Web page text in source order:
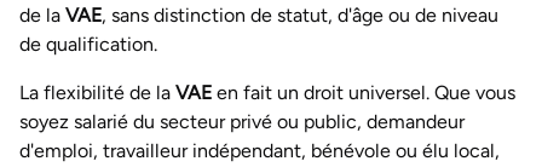
de la VAE, sans distinction de statut, d'âge ou de niveau
de qualification.
La flexibilité de la VAE en fait un droit universel. Que vous
soyez salarié du secteur privé ou public, demandeur
d'emploi, travailleur indépendant, bénévole ou élu local,